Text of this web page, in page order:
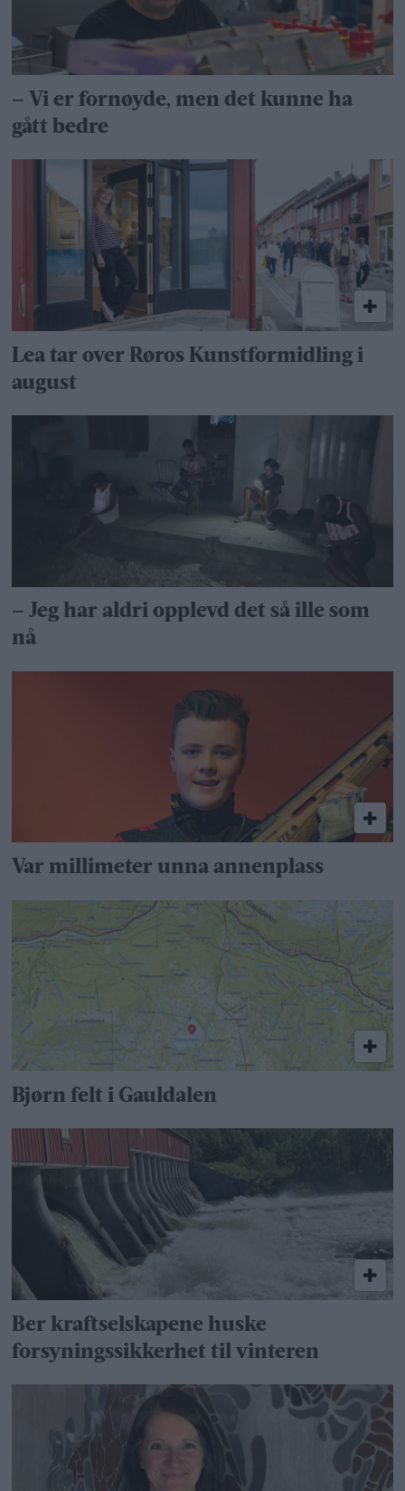
– Vi er fornøyde, men det kunne ha
gått bedre
Lea tar over Røros Kunstformidling i
august
– Jeg har aldri opplevd det så ille som
nå
Var millimeter unna annenplass
Bjørn felt i Gauldalen
Ber kraftselskapene huske
forsyningssikkerhet til vinteren